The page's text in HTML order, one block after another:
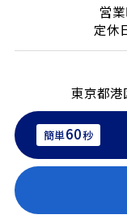
営
定休
東京都港
簡単60秒